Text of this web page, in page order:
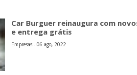
Car Burguer reinaugura com
e entrega grátis
Empresas - 06 ago, 2022